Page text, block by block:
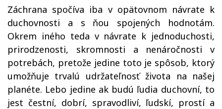
Záchrana spočíva iba v opätovnom návrate k
duchovnosti a s ňou spojených hodnotám.
Okrem iného teda v návrate k jednoduchosti,
prirodzenosti, skromnosti a nenáročnosti v
potrebách, pretože jedine toto je spôsob, ktorý
umožňuje trvalú udržateľnosť života na našej
planéte. Lebo jedine ak budú ľudia duchovní, to
jest čestní, dobrí, spravodliví, ľudskí, prostí a